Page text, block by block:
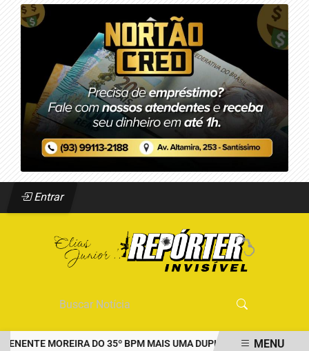
Entrar
MOREIRA DO 35º BPM MAIS UMA DUPLA PRESA POR TRÁFICO
MENU